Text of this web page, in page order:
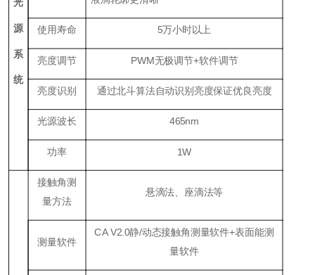
源
系
统
使用寿命 5万小时以上
亮度调节 PWM无极调节+软件调节
亮度识别 通过北斗算法自动识别亮度保证优良亮度
光源波长 465nm
功率 1W
接触角测
量方法
悬滴法、座滴法等
测量软件
CA V2.0静/动态接触角测量软件+表面能测
量软件